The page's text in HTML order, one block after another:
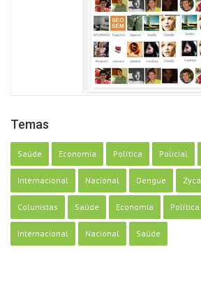
Temas
Saúde Economia Política Policial
Internacional Nacional Dengue Zyca
Colunistas Saúde Economia Política
Internacional Nacional Saúde